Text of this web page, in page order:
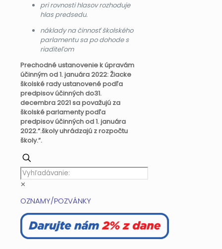
pri rovnosti hlasov rozhoduje
hlas predsedu.
náklady na činnosť školského
parlamentu sa po dohode s
riaditeľom
Prechodné ustanovenie k úpravám
účinným od 1. januára 2022: Žiacke
školské rady ustanovené podľa
predpisov účinných do31.
decembra 2021 sa považujú za
školské parlamenty podľa
predpisov účinných od 1. januára
2022.“.školy uhrádzajú z rozpočtu
školy.“.
✕
OZNAMY/POZVÁNKY